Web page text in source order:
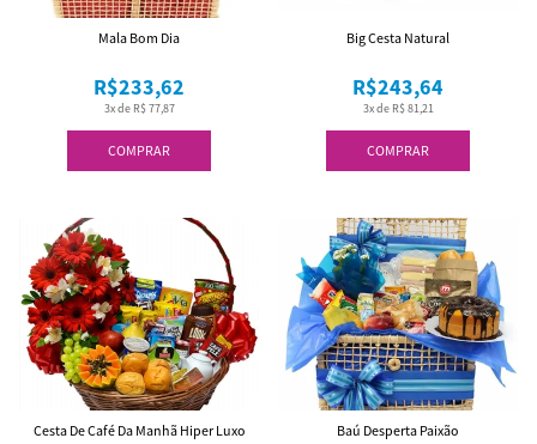
COMPRAR
3x de R$ 77,87
R$233,62
Mala Bom Dia
COMPRAR
3x de R$ 81,21
R$243,64
Big Cesta Natural
Cesta De Café Da Manhã Hiper Luxo Baú Desperta Paixão